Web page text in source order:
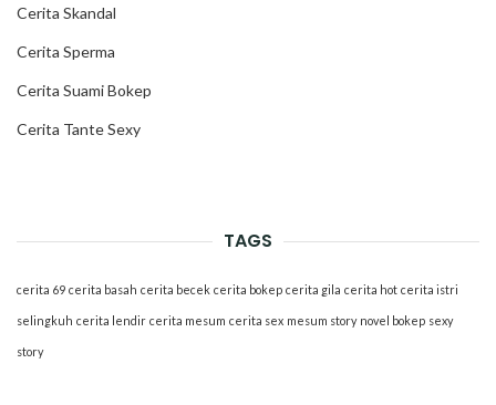
Cerita Skandal
Cerita Sperma
Cerita Suami Bokep
Cerita Tante Sexy
TAGS
cerita 69 cerita basah cerita becek cerita bokep cerita gila cerita hot cerita istri
selingkuh cerita lendir cerita mesum cerita sex mesum story novel bokep sexy
story